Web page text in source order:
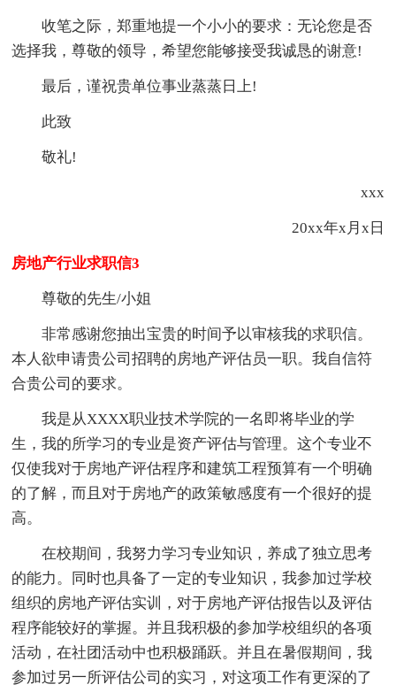
收笔之际，郑重地提一个小小的要求：无论您是否
选择我，尊敬的领导，希望您能够接受我诚恳的谢意!
最后，谨祝贵单位事业蒸蒸日上!
此致
敬礼!
xxx
20xx年x月x日
房地产行业求职信3
尊敬的先生/小姐
非常感谢您抽出宝贵的时间予以审核我的求职信。
本人欲申请贵公司招聘的房地产评估员一职。我自信符
合贵公司的要求。
我是从XXXX职业技术学院的一名即将毕业的学
生，我的所学习的专业是资产评估与管理。这个专业不
仅使我对于房地产评估程序和建筑工程预算有一个明确
的了解，而且对于房地产的政策敏感度有一个很好的提
高。
在校期间，我努力学习专业知识，养成了独立思考
的能力。同时也具备了一定的专业知识，我参加过学校
组织的房地产评估实训，对于房地产评估报告以及评估
程序能较好的掌握。并且我积极的参加学校组织的各项
活动，在社团活动中也积极踊跃。并且在暑假期间，我
参加过另一所评估公司的实习，对这项工作有更深的了